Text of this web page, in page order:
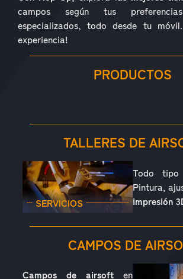
campos según tus
especializados, todo desde tu
experiencia!
PRODUCTOS
TALLERES DE
SERVICIOS
Todo tipo
Pintura,
impresión
CAMPOS DE
Campos de airsoften